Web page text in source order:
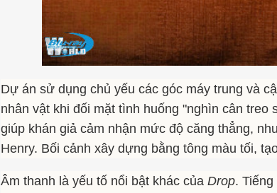
Dự án sử dụng chủ yếu các góc máy trung và
nhân vật khi đối mặt tình huống "nghìn cân
giúp khán giả cảm nhận mức độ căng thẳng,
Henry. Bối cảnh xây dựng bằng tông màu tối,
Âm thanh là yếu tố nổi bật khác của Drop.